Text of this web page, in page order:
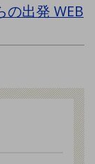
出発 WEB